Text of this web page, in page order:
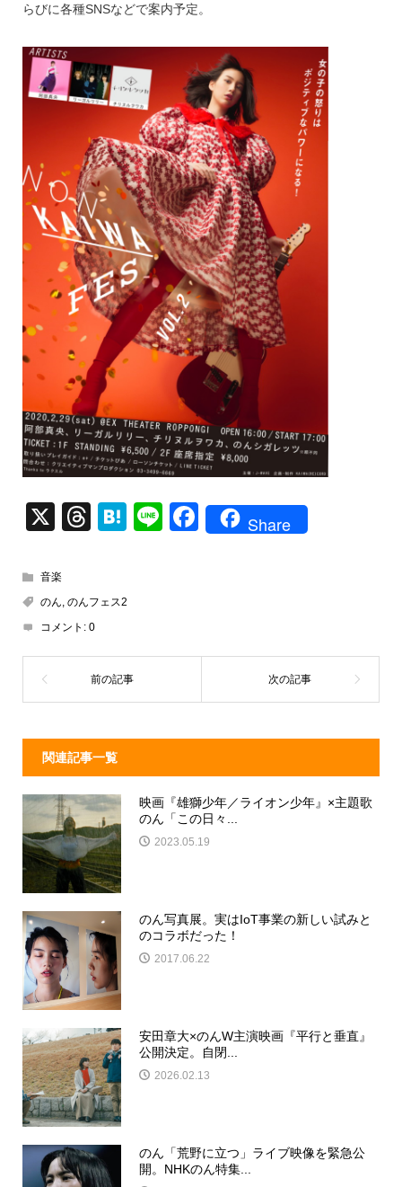
らびに各種SNSなどで案内予定。
X
T
a
d
s
H
n
Li
F
o
Share
音楽
のん, のんフェス2
コメント: 0
関連記事一覧
映画『雄獅少年／ライオン少年』×主題歌
のん「この日々...
2023.05.19
のん写真展。実はIoT事業の新しい試みと
のコラボだった！
2017.06.22
安田章大×のんW主演映画『平行と垂直』
公開決定。自閉...
2026.02.13
のん「荒野に立つ」ライブ映像を緊急公
開。NHKのん特集...